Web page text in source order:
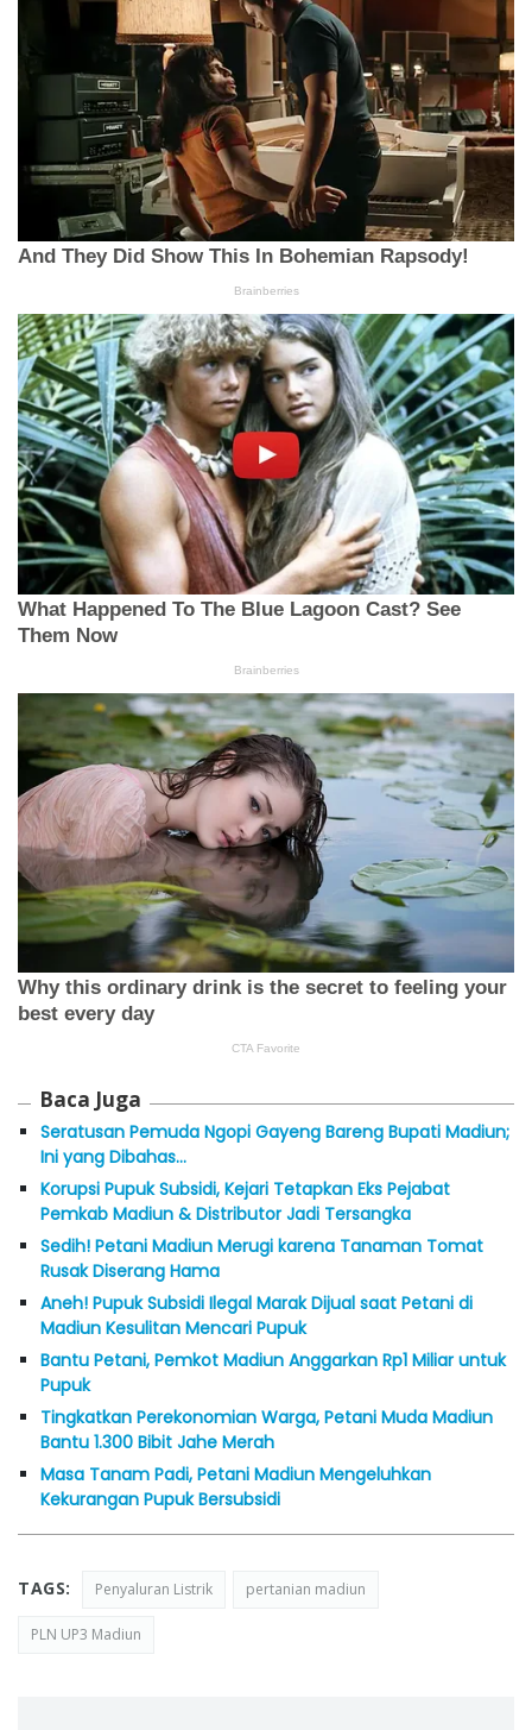
Baca Juga
Seratusan Pemuda Ngopi Gayeng Bareng Bupati Madiun;
Ini yang Dibahas…
Korupsi Pupuk Subsidi, Kejari Tetapkan Eks Pejabat
Pemkab Madiun & Distributor Jadi Tersangka
Sedih! Petani Madiun Merugi karena Tanaman Tomat
Rusak Diserang Hama
Aneh! Pupuk Subsidi Ilegal Marak Dijual saat Petani di
Madiun Kesulitan Mencari Pupuk
Bantu Petani, Pemkot Madiun Anggarkan Rp1 Miliar untuk
Pupuk
Tingkatkan Perekonomian Warga, Petani Muda Madiun
Bantu 1.300 Bibit Jahe Merah
Masa Tanam Padi, Petani Madiun Mengeluhkan
Kekurangan Pupuk Bersubsidi
TAGS: Penyaluran Listrik pertanian madiun
PLN UP3 Madiun